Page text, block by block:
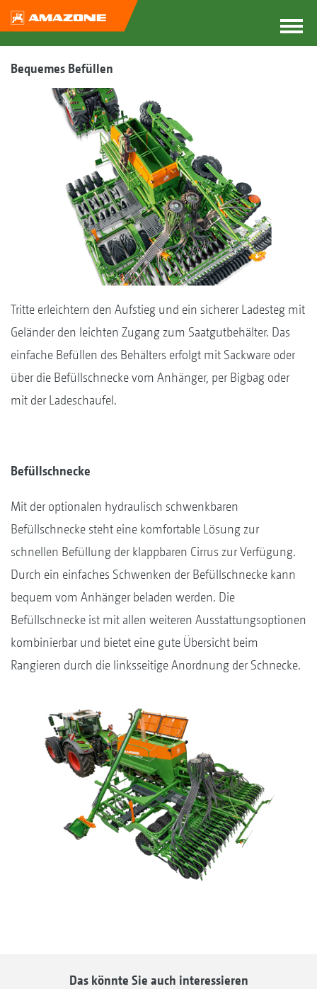
Bequemes Befüllen
Tritte erleichtern den Aufstieg und ein sicherer Ladesteg mit
Geländer den leichten Zugang zum Saatgutbehälter. Das
einfache Befüllen des Behälters erfolgt mit Sackware oder
über die Befüllschnecke vom Anhänger, per Bigbag oder
mit der Ladeschaufel.
Befüllschnecke
Mit der optionalen hydraulisch schwenkbaren
Befüllschnecke steht eine komfortable Lösung zur
schnellen Befüllung der klappbaren Cirrus zur Verfügung.
Durch ein einfaches Schwenken der Befüllschnecke kann
bequem vom Anhänger beladen werden. Die
Befüllschnecke ist mit allen weiteren Ausstattungsoptionen
kombinierbar und bietet eine gute Übersicht beim
Rangieren durch die linksseitige Anordnung der Schnecke.
Das könnte Sie auch interessieren